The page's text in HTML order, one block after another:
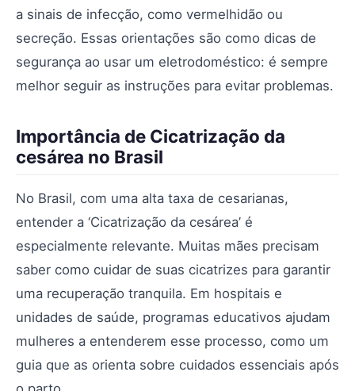
a sinais de infecção, como vermelhidão ou
secreção. Essas orientações são como dicas de
segurança ao usar um eletrodoméstico: é sempre
melhor seguir as instruções para evitar problemas.
Importância de Cicatrização da
cesárea no Brasil
No Brasil, com uma alta taxa de cesarianas,
entender a ‘Cicatrização da cesárea’ é
especialmente relevante. Muitas mães precisam
saber como cuidar de suas cicatrizes para garantir
uma recuperação tranquila. Em hospitais e
unidades de saúde, programas educativos ajudam
mulheres a entenderem esse processo, como um
guia que as orienta sobre cuidados essenciais após